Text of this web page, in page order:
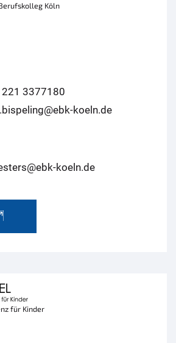
Köln
221 3377180
koeln.de
koeln.de
für Kinder